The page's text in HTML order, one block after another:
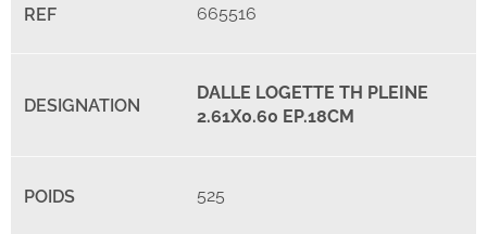
665516
DALLE LOGETTE TH PLEINE
2.61X0.60 EP.18CM
525